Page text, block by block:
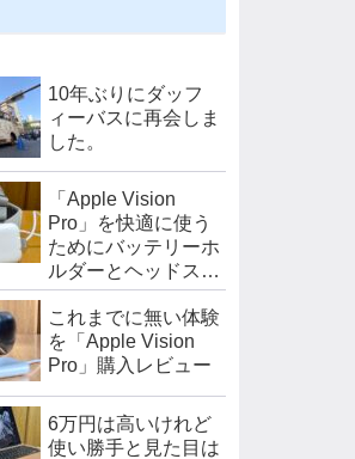
10年ぶりにダッフ
ィーバスに再会しま
した。
「Apple Vision
Pro」を快適に使う
ためにバッテリーホ
ルダーとヘッドスト
ラップを購入しまし
た。
これまでに無い体験
を「Apple Vision
Pro」購入レビュー
6万円は高いけれど
使い勝手と見た目は